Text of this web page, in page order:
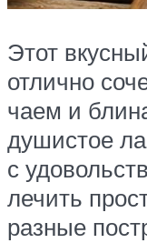
Этот
отлично
чаем и
душистое
с
лечить
разные